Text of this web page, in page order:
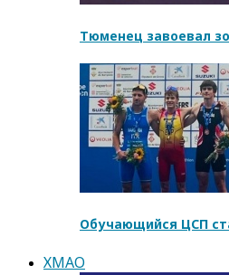
Тюменец завоевал
Обучающийся ЦСП
ХМАО